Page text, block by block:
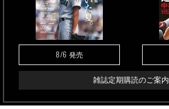
8/6 発売
雑誌定期購読のご案内